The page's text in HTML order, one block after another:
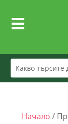

Начало /